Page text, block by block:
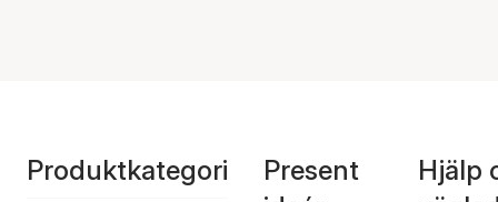
Produktkategori
Present
Hjälp